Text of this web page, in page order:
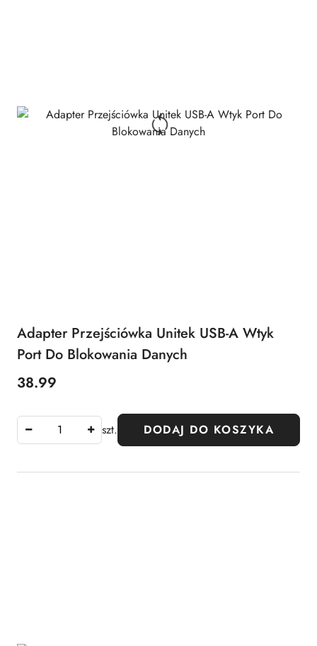
Adapter Przejściówka Unitek USB-A Wtyk
Port Do Blokowania Danych
Cena:
38.99
szt. DODAJ DO KOSZYKA